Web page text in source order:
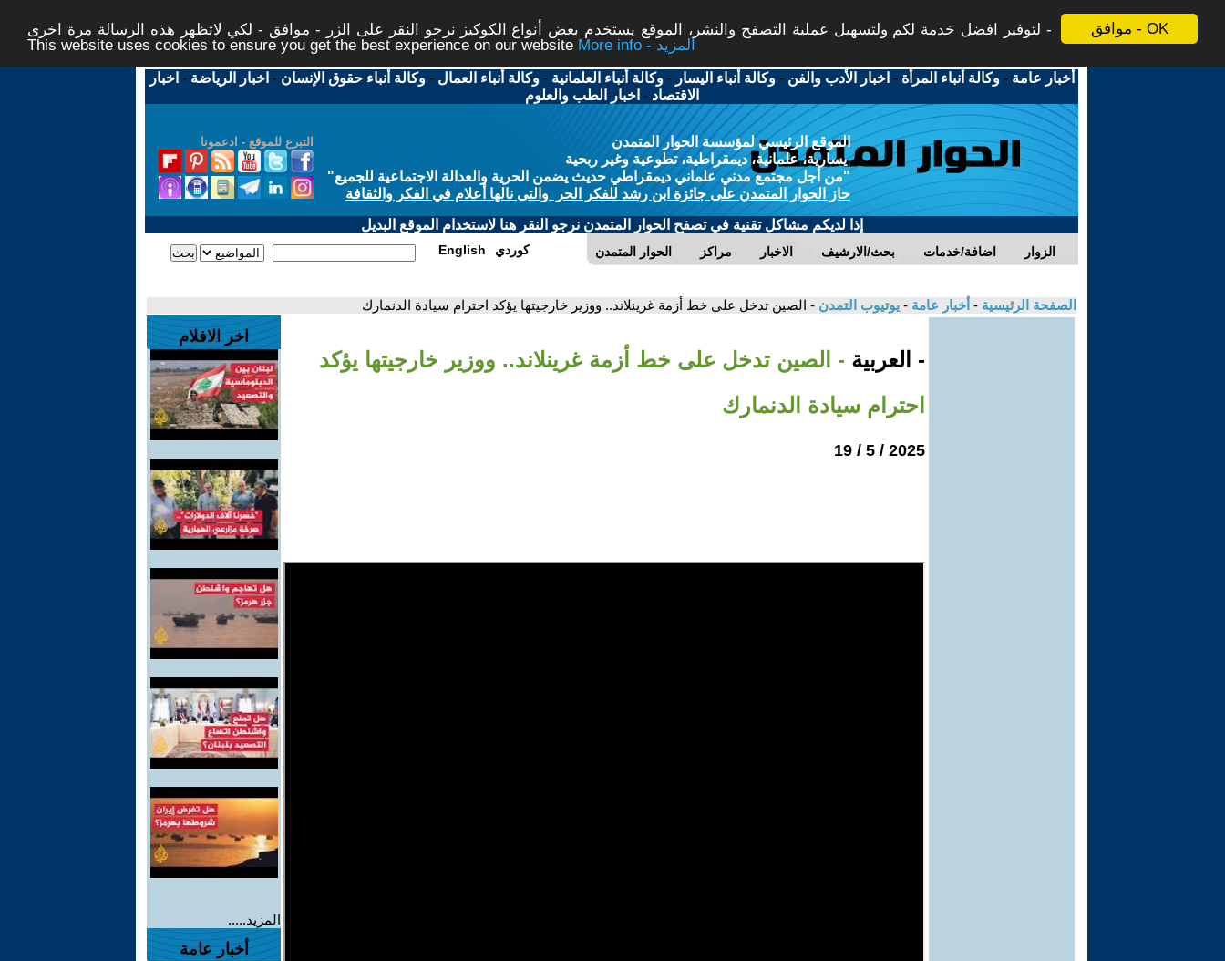
موافق - OK
لتوفير افضل خدمة لكم ولتسهيل عملية التصفح والنشر، الموقع يستخدم بعض أنواع الكوكيز نرجو النقر على الزر - موافق - لكي لاتظهر هذه الرسالة مرة اخرى -
This website uses cookies to ensure you get the best experience on our website
More info - المزيد
أخبار عامة -وكالة أنباء المرأة - اخبار الأدب والفن -وكالة أنباء اليسار -وكالة أنباء العلمانية -وكالة أنباء العمال -وكالة أنباء حقوق الإنسان - اخبار الرياضة - اخبار
الاقتصاد - اخبار الطب والعلوم
التبرع للموقع - ادعمونا
الموقع الرئيسي لمؤسسة الحوار المتمدن
يسارية، علمانية، ديمقراطية، تطوعية وغير ربحية
"من أجل مجتمع مدني علماني ديمقراطي حديث يضمن الحرية والعدالة الاجتماعية للجميع"
حاز الحوار المتمدن على جائزة ابن رشد للفكر الحر والتى نالها أعلام في الفكر والثقافة
إذا لديكم مشاكل تقنية في تصفح الحوار المتمدن نرجو النقر هنا لاستخدام الموقع البديل
الحوار المتمدن مراكز الاخبار بحث/الارشيف اضافة/خدمات الزوار English كوردي
الصفحة الرئيسية - أخبار عامة - يوتيوب التمدن - الصين تدخل على خط أزمة غرينلاند.. ووزير خارجيتها يؤكد احترام سيادة الدنمارك
- العربية - الصين تدخل على خط أزمة غرينلاند.. ووزير خارجيتها يؤكد
احترام سيادة الدنمارك
2025 / 5 / 19
اخر الافلام
المزيد.....
أخبار عامة